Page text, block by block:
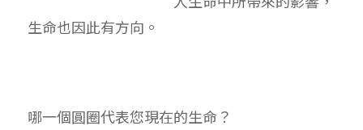
生命也因此有方向。
哪一個圓圈代表您現在的生命？